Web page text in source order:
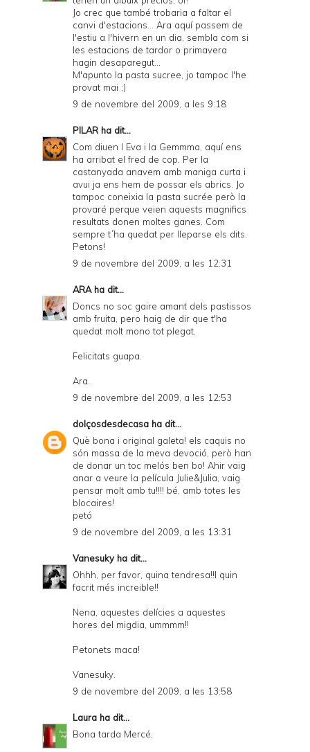
Jo crec que també trobaria a faltar el
canvi d'estacions... Ara aquí passem de
l'estiu a l'hivern en un dia, sembla com si
les estacions de tardor o primavera
hagin desaparegut...
M'apunto la pasta sucree, jo tampoc l'he
provat mai ;)
9 de novembre del 2009, a les 9:18
PILAR ha dit...
Com diuen l Eva i la Gemmma, aquí ens
ha arribat el fred de cop. Per la
castanyada anavem amb maniga curta i
avui ja ens hem de possar els abrics. Jo
tampoc coneixia la pasta sucrée però la
provaré perque veien aquests magnifics
resultats donen moltes ganes. Com
sempre t´ha quedat per lleparse els dits.
Petons!
9 de novembre del 2009, a les 12:31
ARAha dit...
Doncs no soc gaire amant dels pastissos
amb fruita, pero haig de dir que t'ha
quedat molt mono tot plegat.
Felicitats guapa.
Ara.
9 de novembre del 2009, a les 12:53
dolçosdesdecasa ha dit...
Què bona i original galeta! els caquis no
són massa de la meva devoció, però han
de donar un toc melós ben bo! Ahir vaig
anar a veure la película Julie&Julia, vaig
pensar molt amb tu!!!! bé, amb totes les
blocaires!
petó
9 de novembre del 2009, a les 13:31
Vanesukyha dit...
Ohhh, per favor, quina tendresa!!I quin
facrit més increible!!
Nena, aquestes delícies a aquestes
hores del migdia, ummmm!!
Petonets maca!
Vanesuky.
9 de novembre del 2009, a les 13:58
Laura ha dit...
Bona tarda Mercé,